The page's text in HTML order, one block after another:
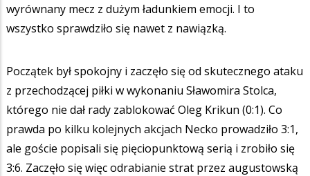
wyrównany mecz z dużym ładunkiem emocji. I to
wszystko sprawdziło się nawet z nawiązką.
Początek był spokojny i zaczęło się od skutecznego ataku
z przechodzącej piłki w wykonaniu Sławomira Stolca,
którego nie dał rady zablokować Oleg Krikun (0:1). Co
prawda po kilku kolejnych akcjach Necko prowadziło 3:1,
ale goście popisali się pięciopunktową serią i zrobiło się
3:6. Zaczęło się więc odrabianie strat przez augustowską